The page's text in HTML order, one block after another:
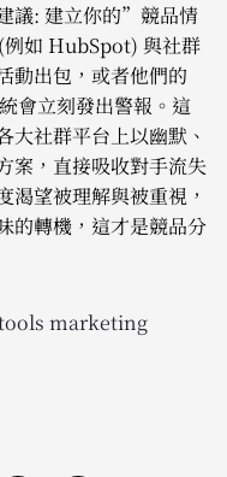
議: 建立你的”競品情
如 HubSpot) 與社群
動出包，或者他們的
會立刻發出警報。這
大社群平台上以幽默、
案，直接吸收對手流失
渴望被理解與被重視，
的轉機，這才是競品分
marketing